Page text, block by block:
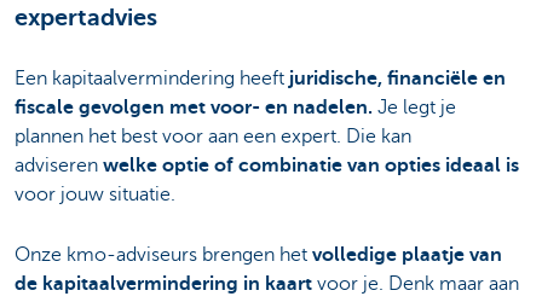
expertadvies
Een kapitaalvermindering heeft juridische, financiële en
fiscale gevolgen met voor- en nadelen. Je legt je
plannen het best voor aan een expert. Die kan
adviseren welke optie of combinatie van opties ideaal is
voor jouw situatie.
Onze kmo-adviseurs brengen het volledige plaatje van
de kapitaalvermindering in kaart voor je. Denk maar aan